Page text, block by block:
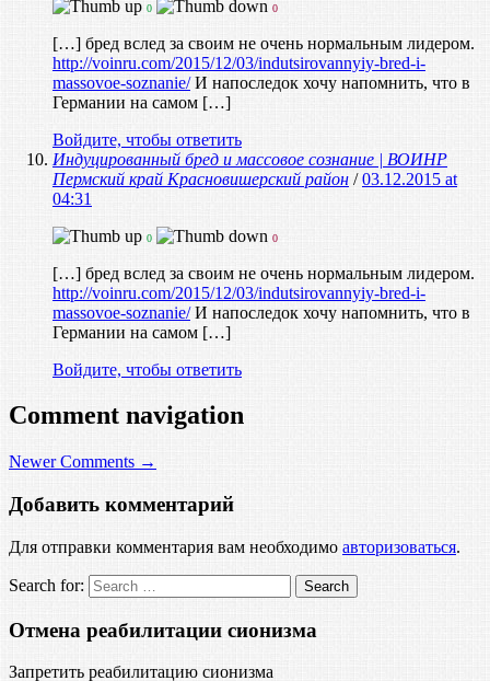
0 0
[…] бред вслед за своим не очень нормальным лидером.
http://voinru.com/2015/12/03/indutsirovannyiy-bred-i-
massovoe-soznanie/И напоследок хочу напомнить, что в
Германии на самом […]
Войдите, чтобы ответить
Индуцированный бред и массовое сознание | ВОИНР
Пермский край Красновишерский район /03.12.2015 at
04:31
0 0
[…] бред вслед за своим не очень нормальным лидером.
http://voinru.com/2015/12/03/indutsirovannyiy-bred-i-
massovoe-soznanie/И напоследок хочу напомнить, что в
Германии на самом […]
Войдите, чтобы ответить
Comment navigation
Newer Comments →
Добавить комментарий
Для отправки комментария вам необходимо авторизоваться.
Search for:
Отмена реабилитации сионизма
Запретить реабилитацию сионизма